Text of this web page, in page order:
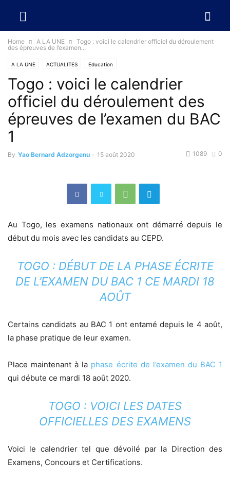
Home A LA UNE
Togo : voici le calendrier officiel du déroulement
des épreuves de l’examen...
A LA UNE ACTUALITES Education
Togo : voici le calendrier
officiel du déroulement des
épreuves de l’examen du BAC
1
By Yao Bernard Adzorgenu - 15 août 2020 0
1089
Au Togo, les examens nationaux ont démarré depuis le
début du mois avec les candidats au CEPD.
TOGO : DÉBUT DE LA PHASE ÉCRITE
DE L’EXAMEN DU BAC 1 CE MARDI 18
AOÛT
Certains candidats au BAC 1 ont entamé depuis le 4 août,
la phase pratique de leur examen.
Place maintenant à la phase écrite de l’examen du BAC 1
qui débute ce mardi 18 août 2020.
TOGO : VOICI LES DATES
OFFICIELLES DES EXAMENS
Voici le calendrier tel que dévoilé par la Direction des
Examens, Concours et Certifications.